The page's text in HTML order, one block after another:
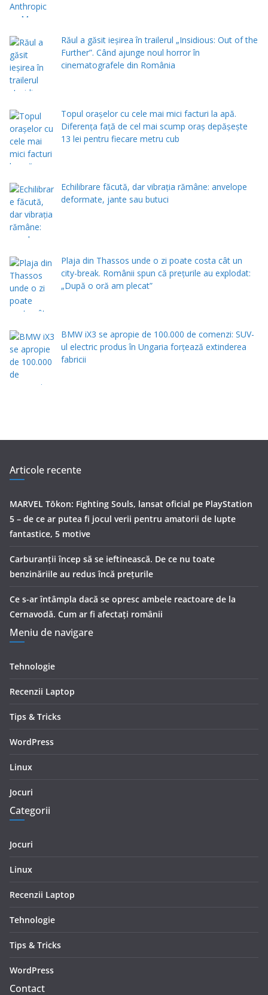
Răul a găsit ieșirea în trailerul „Insidious: Out of the
Further”. Când ajunge noul horror în
cinematografele din România
Topul orașelor cu cele mai mici facturi la apă.
Diferența față de cel mai scump oraș depășește
13 lei pentru fiecare metru cub
Echilibrare făcută, dar vibrația rămâne: anvelope
deformate, jante sau butuci
Plaja din Thassos unde o zi poate costa cât un
city-break. Românii spun că prețurile au explodat:
„După o oră am plecat”
BMW iX3 se apropie de 100.000 de comenzi: SUV-
ul electric produs în Ungaria forțează extinderea
fabricii
Articole recente
MARVEL Tōkon: Fighting Souls, lansat oficial pe PlayStation
5 – de ce ar putea fi jocul verii pentru amatorii de lupte
fantastice, 5 motive
Carburanții încep să se ieftinească. De ce nu toate
benzinăriile au redus încă prețurile
Ce s-ar întâmpla dacă se opresc ambele reactoare de la
Cernavodă. Cum ar fi afectați românii
Meniu de navigare
Tehnologie
Recenzii Laptop
Tips & Tricks
WordPress
Linux
Jocuri
Categorii
Jocuri
Linux
Recenzii Laptop
Tehnologie
Tips & Tricks
WordPress
Contact